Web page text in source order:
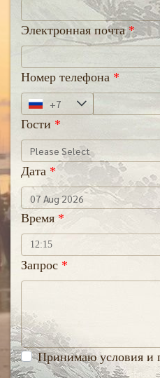
Электронная почта
Номер телефона
Гости
Please Select
Дата
Время
12:15Selected time
Запрос
Принимаю условия и